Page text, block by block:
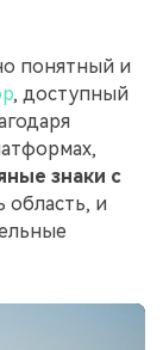
понятный и
, доступный
знаки с
область, и